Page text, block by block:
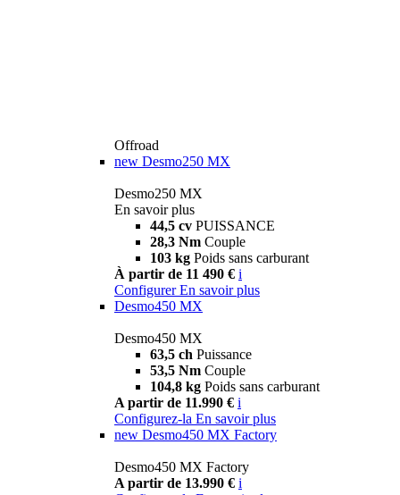
Offroad
new Desmo250 MX
Desmo250 MX
En savoir plus
44,5 cv PUISSANCE
28,3 Nm Couple
103 kg Poids sans carburant
À partir de 11 490 € i
Configurer En savoir plus
Desmo450 MX
Desmo450 MX
63,5 ch Puissance
53,5 Nm Couple
104,8 kg Poids sans carburant
A partir de 11.990 € i
Configurez-la En savoir plus
new Desmo450 MX Factory
Desmo450 MX Factory
A partir de 13.990 € i